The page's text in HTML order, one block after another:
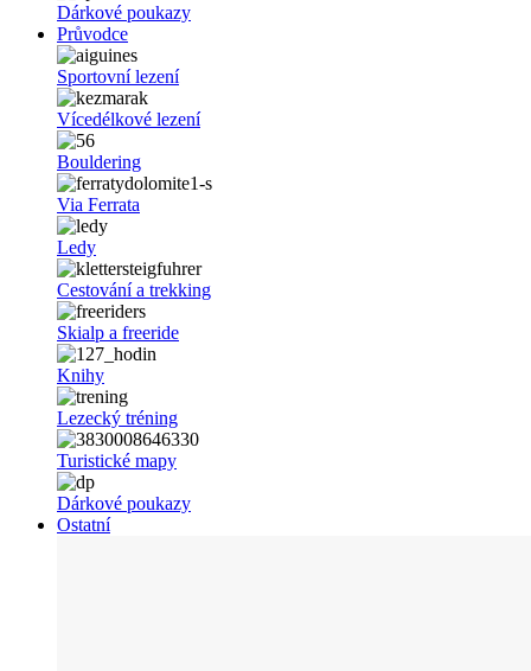
Dárkové poukazy
Průvodce
Sportovní lezení
Vícedélkové lezení
Bouldering
Via Ferrata
Ledy
Cestování a trekking
Skialp a freeride
Knihy
Lezecký tréning
Turistické mapy
Dárkové poukazy
Ostatní